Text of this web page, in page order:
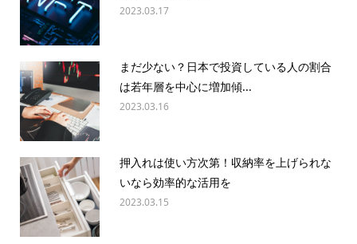
2023.03.17
まだ少ない？日本で投資している人の割合
は若年層を中心に増加傾...
2023.03.16
押入れは使い方次第！収納率を上げられな
いなら効率的な活用を
2023.03.15